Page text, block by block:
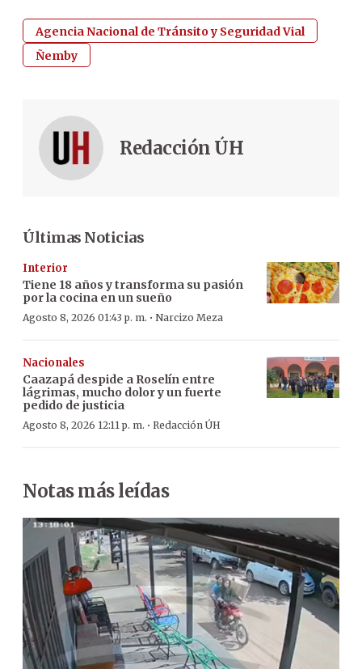
Agencia Nacional de Tránsito y Seguridad Vial
Ñemby
Redacción ÚH
Últimas Noticias
Interior
Tiene 18 años y transforma su pasión
por la cocina en un sueño
Agosto 8, 2026 01:43 p. m. · Narcizo Meza
Nacionales
Caazapá despide a Roselín entre
lágrimas, mucho dolor y un fuerte
pedido de justicia
Agosto 8, 2026 12:11 p. m. · Redacción ÚH
Notas más leídas